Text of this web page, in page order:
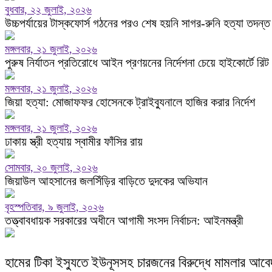
বুধবার, ২২ জুলাই, ২০২৬
উচ্চপর্যায়ের টাস্কফোর্স গঠনের পরও শেষ হয়নি সাগর-রুনি হত্যা তদন্ত
মঙ্গলবার, ২১ জুলাই, ২০২৬
পুরুষ নির্যাতন প্রতিরোধে আইন প্রণয়নের নির্দেশনা চেয়ে হাইকোর্টে রিট
মঙ্গলবার, ২১ জুলাই, ২০২৬
জিয়া হত্যা: মোজাফফর হোসেনকে ট্রাইব্যুনালে হাজির করার নির্দেশ
মঙ্গলবার, ২১ জুলাই, ২০২৬
ঢাকায় স্ত্রী হত্যায় স্বামীর ফাঁসির রায়
সোমবার, ২০ জুলাই, ২০২৬
জিয়াউল আহসানের জলসিঁড়ির বাড়িতে দুদকের অভিযান
বৃহস্পতিবার, ৯ জুলাই, ২০২৬
তত্ত্বাবধায়ক সরকারের অধীনে আগামী সংসদ নির্বাচন: আইনমন্ত্রী
হামের টিকা ইস্যুতে ইউনূসসহ চারজনের বিরুদ্ধে মামলার